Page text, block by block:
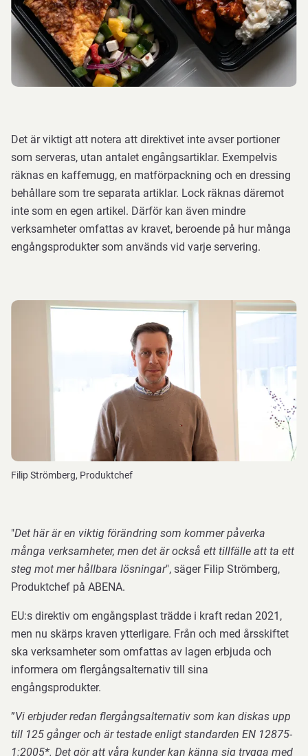
Det är viktigt att notera att direktivet inte avser portioner
som serveras, utan antalet engångsartiklar. Exempelvis
räknas en kaffemugg, en matförpackning och en dressing
behållare som tre separata artiklar. Lock räknas däremot
inte som en egen artikel. Därför kan även mindre
verksamheter omfattas av kravet, beroende på hur många
engångsprodukter som används vid varje servering.
Filip Strömberg, Produktchef
"Det här är en viktig förändring som kommer påverka
många verksamheter, men det är också ett tillfälle att ta ett
steg mot mer hållbara lösningar", säger Filip Strömberg,
Produktchef på ABENA.
EU:s direktiv om engångsplast trädde i kraft redan 2021,
men nu skärps kraven ytterligare. Från och med årsskiftet
ska verksamheter som omfattas av lagen erbjuda och
informera om flergångsalternativ till sina
engångsprodukter.
”Vi erbjuder redan flergångsalternativ som kan diskas upp
till 125 gånger och är testade enligt standarden EN 12875-
1:2005*. Det gör att våra kunder kan känna sig trygga med